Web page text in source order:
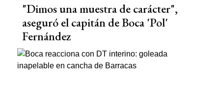
"Dimos una muestra de carácter",
aseguró el capitán de Boca 'Pol'
Fernández